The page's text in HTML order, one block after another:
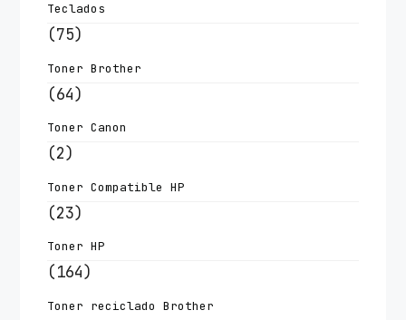
Teclados
(75)
Toner Brother
(64)
Toner Canon
(2)
Toner Compatible HP
(23)
Toner HP
(164)
Toner reciclado Brother